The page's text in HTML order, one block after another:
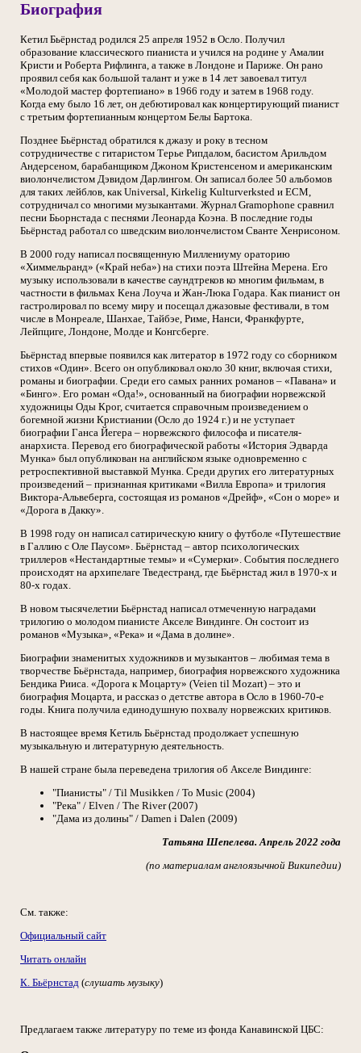
Биография
Кетил Бьёрнстад родился 25 апреля 1952 в Осло. Получил
образование классического пианиста и учился на родине у Амалии
Кристи и Роберта Рифлинга, а также в Лондоне и Париже. Он рано
проявил себя как большой талант и уже в 14 лет завоевал титул
«Молодой мастер фортепиано» в 1966 году и затем в 1968 году.
Когда ему было 16 лет, он дебютировал как концертирующий пианист
с третьим фортепианным концертом Белы Бартока.
Позднее Бьёрнстад обратился к джазу и року в тесном
сотрудничестве с гитаристом Терье Рипдалом, басистом Арильдом
Андерсеном, барабанщиком Джоном Кристенсеном и американским
виолончелистом Дэвидом Дарлингом. Он записал более 50 альбомов
для таких лейблов, как Universal, Kirkelig Kulturverksted и ECM,
сотрудничал со многими музыкантами. Журнал Gramophone сравнил
песни Бьорнстада с песнями Леонарда Коэна. В последние годы
Бьёрнстад работал со шведским виолончелистом Сванте Хенрисоном.
В 2000 году написал посвященную Миллениуму ораторию
«Химмельранд» («Край неба») на стихи поэта Штейна Мерена. Его
музыку использовали в качестве саундтреков ко многим фильмам, в
частности в фильмах Кена Лоуча и Жан-Люка Годара. Как пианист он
гастролировал по всему миру и посещал джазовые фестивали, в том
числе в Монреале, Шанхае, Тайбэе, Риме, Нанси, Франкфурте,
Лейпциге, Лондоне, Молде и Конгсберге.
Бьёрнстад впервые появился как литератор в 1972 году со сборником
стихов «Один». Всего он опубликовал около 30 книг, включая стихи,
романы и биографии. Среди его самых ранних романов – «Павана» и
«Бинго». Его роман «Ода!», основанный на биографии норвежской
художницы Оды Крог, считается справочным произведением о
богемной жизни Кристиании (Осло до 1924 г.) и не уступает
биографии Ганса Йегера – норвежского философа и писателя-
анархиста. Перевод его биографической работы «История Эдварда
Мунка» был опубликован на английском языке одновременно с
ретроспективной выставкой Мунка. Среди других его литературных
произведений – признанная критиками «Вилла Европа» и трилогия
Виктора-Альвеберга, состоящая из романов «Дрейф», «Сон о море» и
«Дорога в Дакку».
В 1998 году он написал сатирическую книгу о футболе «Путешествие
в Галлию с Оле Паусом». Бьёрнстад – автор психологических
триллеров «Нестандартные темы» и «Сумерки». События последнего
происходят на архипелаге Тведестранд, где Бьёрнстад жил в 1970-х и
80-х годах.
В новом тысячелетии Бьёрнстад написал отмеченную наградами
трилогию о молодом пианисте Акселе Виндинге. Он состоит из
романов «Музыка», «Река» и «Дама в долине».
Биографии знаменитых художников и музыкантов – любимая тема в
творчестве Бьёрнстада, например, биография норвежского художника
Бендика Рииса. «Дорога к Моцарту» (Veien til Mozart) – это и
биография Моцарта, и рассказ о детстве автора в Осло в 1960-70-е
годы. Книга получила единодушную похвалу норвежских критиков.
В настоящее время Кетиль Бьёрнстад продолжает успешную
музыкальную и литературную деятельность.
В нашей стране была переведена трилогия об Акселе Виндинге:
"Пианисты" / Til Musikken / To Music (2004)
"Река" / Elven / The River (2007)
"Дама из долины" / Damen i Dalen (2009)
Татьяна Шепелева. Апрель 2022 года
(по материалам англоязычной Википедии)
См. также:
Официальный сайт
Читать онлайн
К. Бьёрнстад (слушать музыку)
Предлагаем также литературу по теме из фонда Канавинской ЦБС: